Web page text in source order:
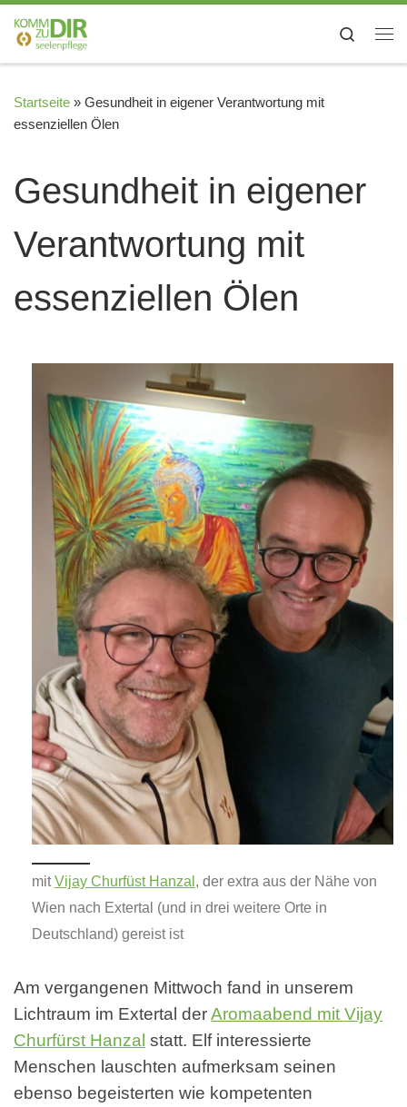
Zum Inhalt springen
Search
Startseite » Gesundheit in eigener Verantwortung mit
essenziellen Ölen
Gesundheit in eigener
Verantwortung mit
essenziellen Ölen
mitVijay Churfüst Hanzal , der extra aus der Nähe von
Wien nach Extertal (und in drei weitere Orte in
Deutschland) gereist ist
Am vergangenen Mittwoch fand in unserem
Lichtraum im Extertal derAromaabend mit Vijay
Churfürst Hanzal statt. Elf interessierte
Menschen lauschten aufmerksam seinen
ebenso begeisterten wie kompetenten